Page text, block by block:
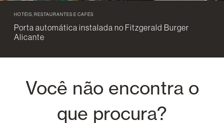
HOTÉIS, RESTAURANTES E CAFÉS
Porta automática instalada no Fitzgerald Burger
Alicante
Você não encontra o
que procura?